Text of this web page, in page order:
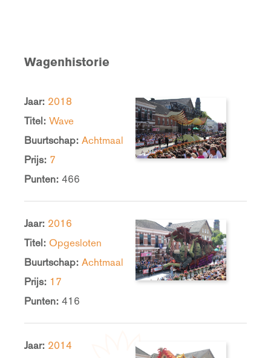
Wagenhistorie
Jaar: 2018
Titel: Wave
Buurtschap: Achtmaal
Prijs: 7
Punten: 466
Jaar: 2016
Titel: Opgesloten
Buurtschap: Achtmaal
Prijs: 17
Punten: 416
Jaar: 2014